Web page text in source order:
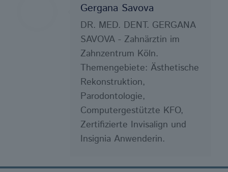
Gergana Savova
DR. MED. DENT. GERGANA
SAVOVA - Zahnärztin im
Zahnzentrum Köln.
Themengebiete: Ästhetische
Rekonstruktion,
Parodontologie,
Computergestützte KFO,
Zertifizierte Invisalign und
Insignia Anwenderin.